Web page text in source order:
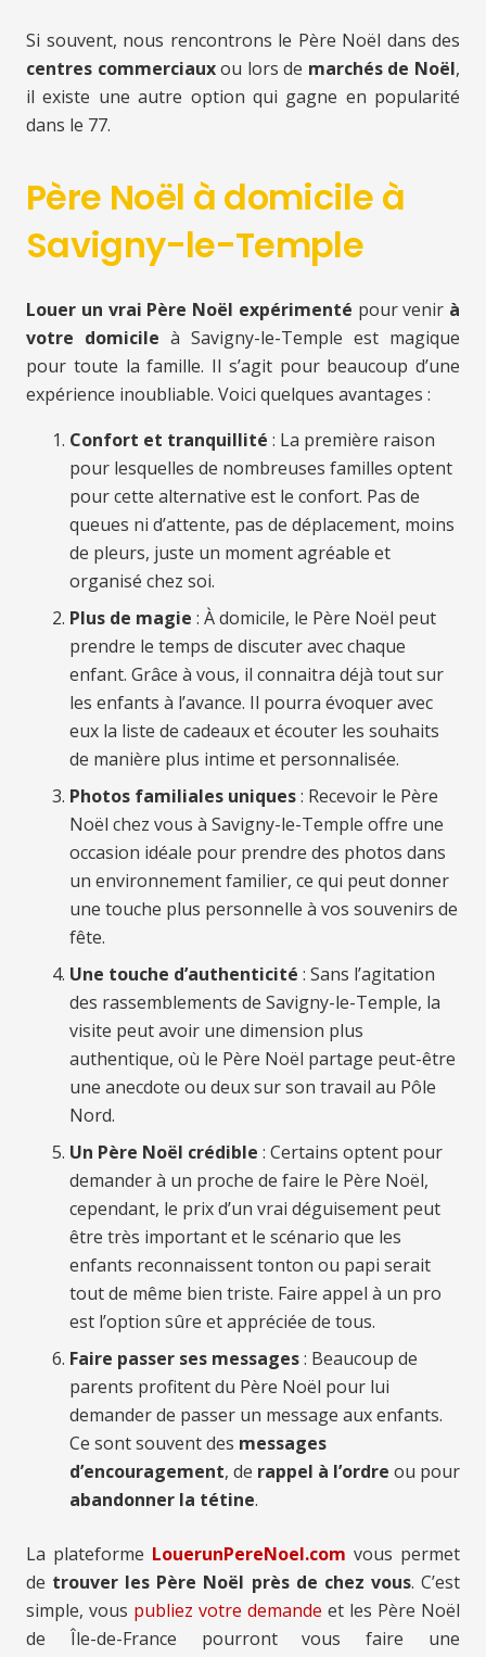
Si souvent, nous rencontrons le Père Noël dans des
centres commerciauxou lors de marchés de Noël,
il existe une autre option qui gagne en popularité
dans le 77.
Père Noël à domicile à
Savigny-le-Temple
Louer un vrai Père Noël expérimenté pour venir à
votre domicile à Savigny-le-Temple est magique
pour toute la famille. Il s’agit pour beaucoup d’une
expérience inoubliable. Voici quelques avantages :
Confort et tranquillité : La première raison
pour lesquelles de nombreuses familles optent
pour cette alternative est le confort. Pas de
queues ni d’attente, pas de déplacement, moins
de pleurs, juste un moment agréable et
organisé chez soi.
Plus de magie : À domicile, le Père Noël peut
prendre le temps de discuter avec chaque
enfant. Grâce à vous, il connaitra déjà tout sur
les enfants à l’avance. Il pourra évoquer avec
eux la liste de cadeaux et écouter les souhaits
de manière plus intime et personnalisée.
Photos familiales uniques: Recevoir le Père
Noël chez vous à Savigny-le-Temple offre une
occasion idéale pour prendre des photos dans
un environnement familier, ce qui peut donner
une touche plus personnelle à vos souvenirs de
fête.
Une touche d’authenticité : Sans l’agitation
des rassemblements de Savigny-le-Temple, la
visite peut avoir une dimension plus
authentique, où le Père Noël partage peut-être
une anecdote ou deux sur son travail au Pôle
Nord.
Un Père Noël crédible : Certains optent pour
demander à un proche de faire le Père Noël,
cependant, le prix d’un vrai déguisement peut
être très important et le scénario que les
enfants reconnaissent tonton ou papi serait
tout de même bien triste. Faire appel à un pro
est l’option sûre et appréciée de tous.
Faire passer ses messages: Beaucoup de
parents profitent du Père Noël pour lui
demander de passer un message aux enfants.
Ce sont souvent des messages
d’encouragement, de rappel à l’ordre ou pour
abandonner la tétine.
La plateforme LouerunPereNoel.com vous permet
de trouver les Père Noël près de chez vous. C’est
simple, vous publiez votre demande et les Père Noël
de Île-de-France pourront vous faire une